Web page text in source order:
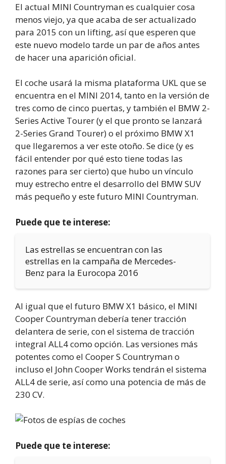
El actual MINI Countryman es cualquier cosa
menos viejo, ya que acaba de ser actualizado
para 2015 con un lifting, así que esperen que
este nuevo modelo tarde un par de años antes
de hacer una aparición oficial.
El coche usará la misma plataforma UKL que se
encuentra en el MINI 2014, tanto en la versión de
tres como de cinco puertas, y también el BMW 2-
Series Active Tourer (y el que pronto se lanzará
2-Series Grand Tourer) o el próximo BMW X1
que llegaremos a ver este otoño. Se dice (y es
fácil entender por qué esto tiene todas las
razones para ser cierto) que hubo un vínculo
muy estrecho entre el desarrollo del BMW SUV
más pequeño y este futuro MINI Countryman.
Puede que te interese:
Las estrellas se encuentran con las
estrellas en la campaña de Mercedes-
Benz para la Eurocopa 2016
Al igual que el futuro BMW X1 básico, el MINI
Cooper Countryman debería tener tracción
delantera de serie, con el sistema de tracción
integral ALL4 como opción. Las versiones más
potentes como el Cooper S Countryman o
incluso el John Cooper Works tendrán el sistema
ALL4 de serie, así como una potencia de más de
230 CV.
Puede que te interese: